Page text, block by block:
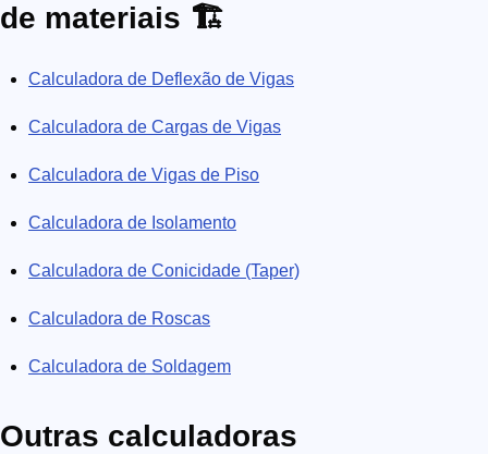
de materiais 🏗️
Calculadora de Deflexão de Vigas
Calculadora de Cargas de Vigas
Calculadora de Vigas de Piso
Calculadora de Isolamento
Calculadora de Conicidade (Taper)
Calculadora de Roscas
Calculadora de Soldagem
Outras calculadoras